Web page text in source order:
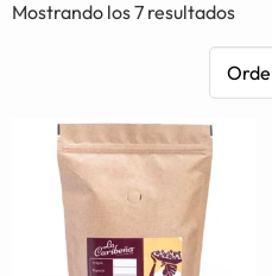
Mostrando los 7 resultados